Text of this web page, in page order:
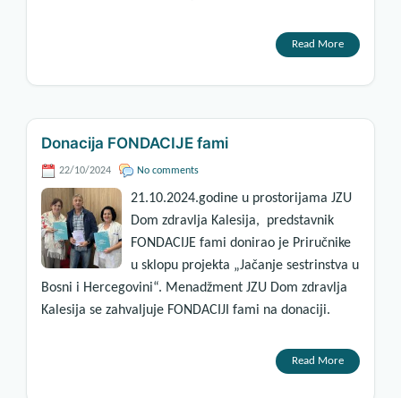
Read More
Donacija FONDACIJE fami
22/10/2024 No comments
21.10.2024.godine u prostorijama JZU
Dom zdravlja Kalesija, predstavnik
FONDACIJE fami donirao je Priručnike
u sklopu projekta „Jačanje sestrinstva u
Bosni i Hercegovini“. Menadžment JZU Dom zdravlja
Kalesija se zahvaljuje FONDACIJI fami na donaciji.
Read More